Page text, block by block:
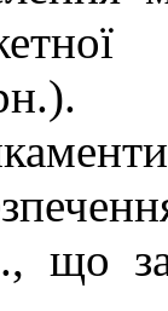
що